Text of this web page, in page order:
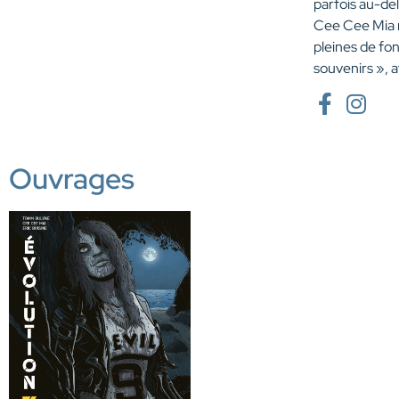
parfois au-
Cee Cee Mia
pleines de
souvenirs »,
Ouvrages